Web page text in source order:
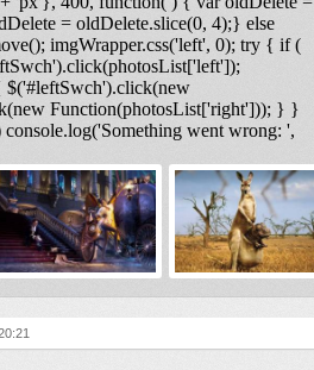
= oldDelete.slice(0, 4);} else
imgWrapper.css('left', 0); try { if (
Function(photosList['right'])); } }
went wrong: ',